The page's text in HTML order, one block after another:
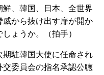
、韓国、日本、全世界
から抜け出す扉が開か
ょうか。（拍手）
駐韓国大使に任命され
委員会の指名承認公聴